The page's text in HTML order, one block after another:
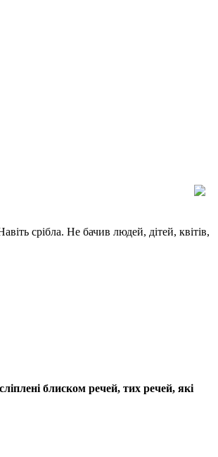
срібла. Не бачив людей, дітей, квітів,
блиском речей, тих речей, які